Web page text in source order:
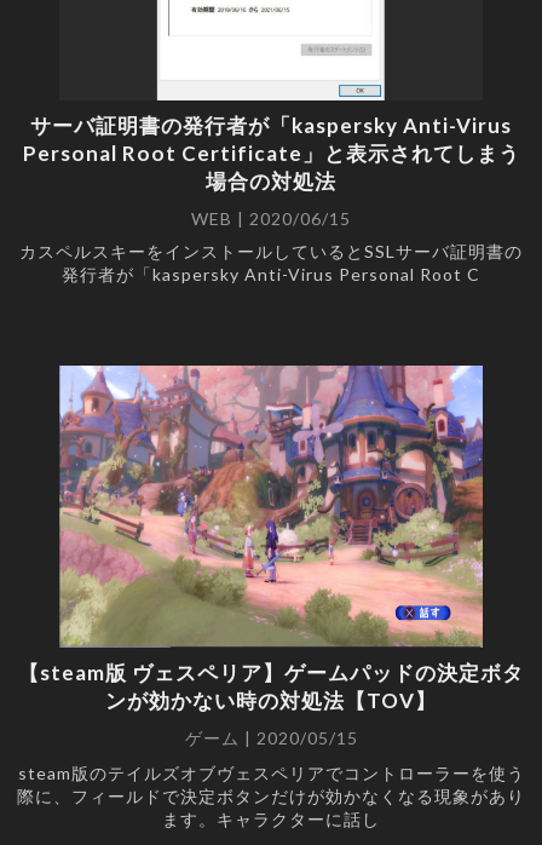
サーバ証明書の発行者が「kaspersky Anti-Virus
Personal Root Certificate」と表示されてしまう
場合の対処法
WEB | 2020/06/15
カスペルスキーをインストールしているとSSLサーバ証明書の
発行者が「kaspersky Anti-Virus Personal Root C
【steam版 ヴェスペリア】ゲームパッドの決定ボタ
ンが効かない時の対処法【TOV】
ゲーム | 2020/05/15
steam版のテイルズオブヴェスペリアでコントローラーを使う
際に、フィールドで決定ボタンだけが効かなくなる現象があり
ます。キャラクターに話し